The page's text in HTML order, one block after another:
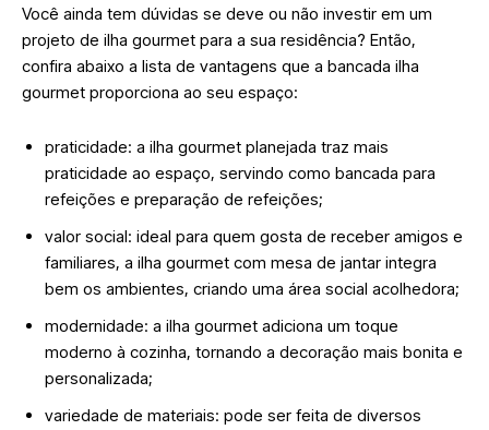
Você ainda tem dúvidas se deve ou não investir em um
projeto de ilha gourmet para a sua residência? Então,
confira abaixo a lista de vantagens que a bancada ilha
gourmet proporciona ao seu espaço:
praticidade: a ilha gourmet planejada traz mais
praticidade ao espaço, servindo como bancada para
refeições e preparação de refeições;
valor social: ideal para quem gosta de receber amigos e
familiares, a ilha gourmet com mesa de jantar integra
bem os ambientes, criando uma área social acolhedora;
modernidade: a ilha gourmet adiciona um toque
moderno à cozinha, tornando a decoração mais bonita e
personalizada;
variedade de materiais: pode ser feita de diversos